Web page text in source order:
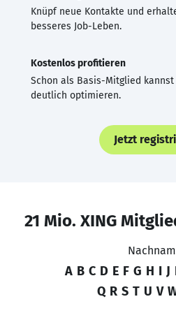
Knüpf neue Kontakte und
besseres Job-Leben.
Kostenlos profitieren
Schon als Basis-Mitglied kannst
deutlich optimieren.
Jetzt
21 Mio. XING
A B C D E F G H I J
Q R S T U V